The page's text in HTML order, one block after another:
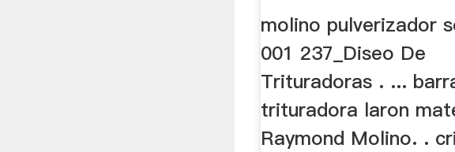
molino pulverizador
001 237_Diseo De
Trituradoras . ...
trituradora laron
Raymond Molino. .